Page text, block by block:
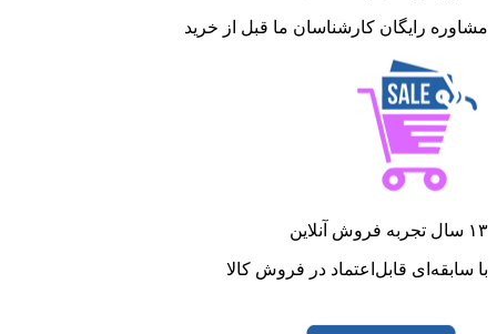
مشاوره رایگان کارشناسان ما قبل از خرید
۱۳ سال تجربه فروش آنلاین
با سابقه‌ای قابل‌اعتماد در فروش کالا